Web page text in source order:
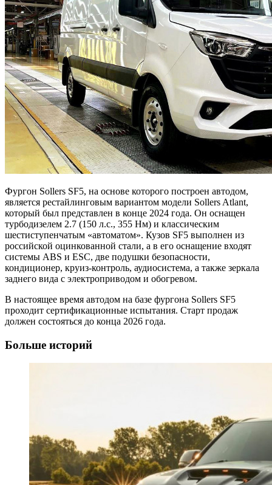
Фургон Sollers SF5, на основе которого построен автодом,
является рестайлинговым вариантом модели Sollers Atlant,
который был представлен в конце 2024 года. Он оснащен
турбодизелем 2.7 (150 л.с., 355 Нм) и классическим
шестиступенчатым «автоматом». Кузов SF5 выполнен из
российской оцинкованной стали, а в его оснащение входят
системы АBS и ESC, две подушки безопасности,
кондиционер, круиз-контроль, аудиосистема, а также зеркала
заднего вида с электроприводом и обогревом.
В настоящее время автодом на базе фургона Sollers SF5
проходит сертификационные испытания. Старт продаж
должен состояться до конца 2026 года.
Больше историй